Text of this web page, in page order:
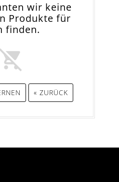
wir keine
Produkte für
finden.
« ZURÜCK